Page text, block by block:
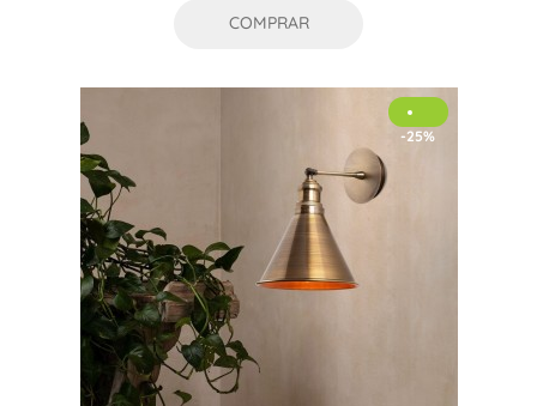
COMPRAR
-25%